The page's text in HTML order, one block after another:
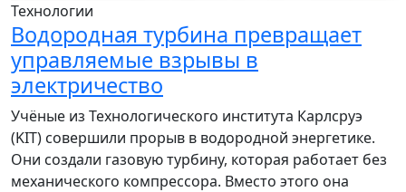
Технологии
Водородная турбина превращает
управляемые взрывы в
электричество
Учёные из Технологического института Карлсруэ
(KIT) совершили прорыв в водородной энергетике.
Они создали газовую турбину, которая работает без
механического компрессора. Вместо этого она